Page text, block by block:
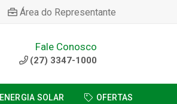
Área do Representante
Fale Conosco
(27) 3347-1000
ENERGIA SOLAR OFERTAS